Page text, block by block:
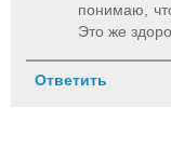
понимаю,
Это же
Ответить